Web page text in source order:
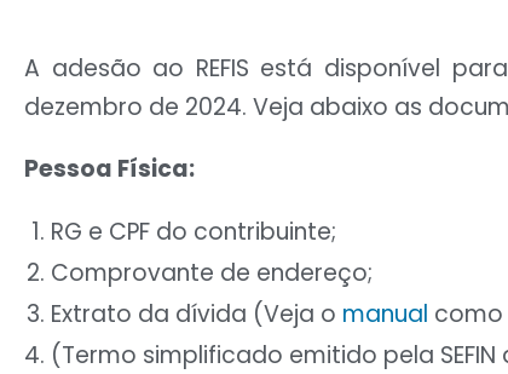
A adesão ao REFIS está disponível
dezembro de 2024. Veja abaixo as
Pessoa Física:
RG e CPF do contribuinte;
Comprovante de endereço;
Extrato da dívida (Veja o manual como
(Termo simplificado emitido pela